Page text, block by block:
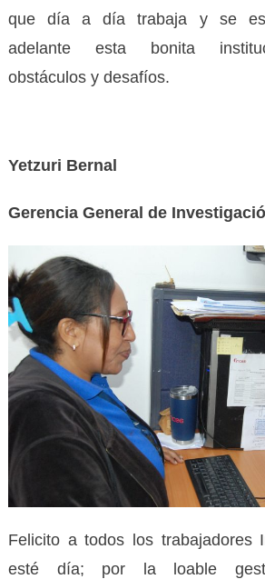
que día a día trabaja y se
adelante esta bonita
obstáculos y desafíos.
Yetzuri Bernal
Gerencia General de
Felicito a todos los trabajadores
esté día; por la loable